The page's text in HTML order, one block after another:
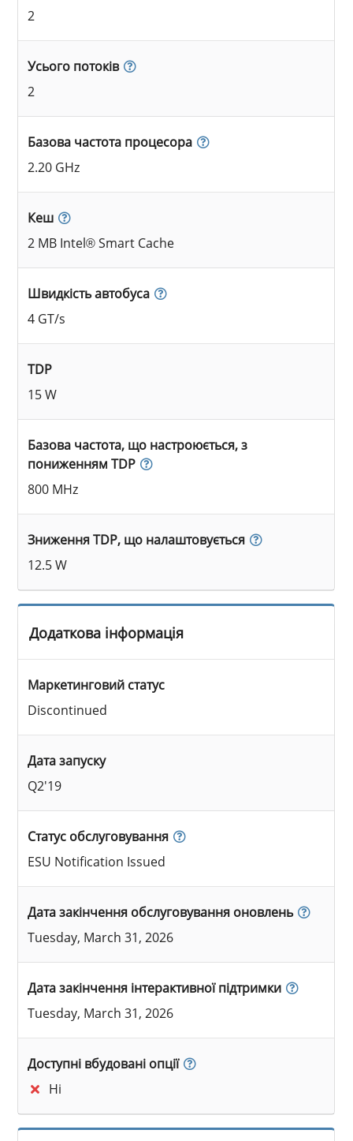
2
Усього потоків
2
Базова частота процесора
2.20 GHz
Кеш
2 MB Intel® Smart Cache
Швидкість автобуса
4 GT/s
TDP
15 W
Базова частота, що настроюється, з
пониженням TDP
800 MHz
Зниження TDP, що налаштовується
12.5 W
Додаткова інформація
Маркетинговий статус
Discontinued
Дата запуску
Q2'19
Статус обслуговування
ESU Notification Issued
Дата закінчення обслуговування оновлень
Tuesday, March 31, 2026
Дата закінчення інтерактивної підтримки
Tuesday, March 31, 2026
Доступні вбудовані опції
Ні